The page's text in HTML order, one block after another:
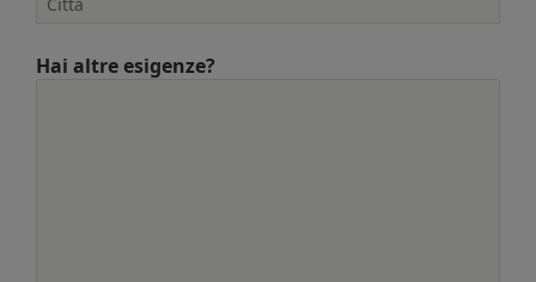
Hai altre esigenze?